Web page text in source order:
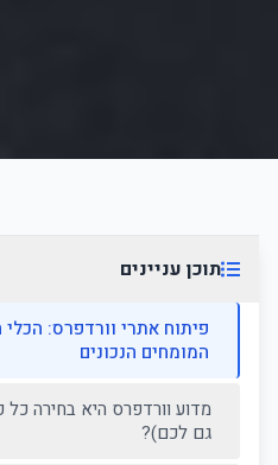
תוכן עניינים
פיתוח אתרי וורדפרס:
המומחים הנכונים
מדוע וורדפרס היא בחירה כל
גם לכם)?